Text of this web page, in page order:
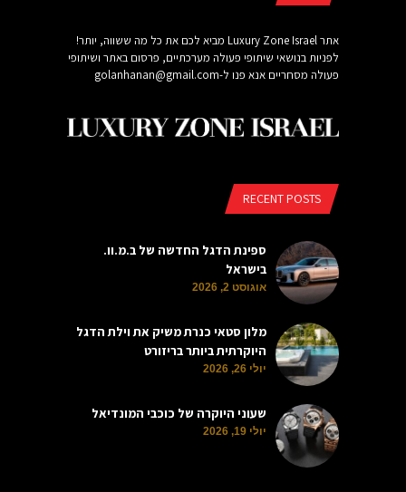
אתר Luxury Zone Israel מביא לכם את כל מה ששווה, יותר!
לפניות בנושאי שיתופי פעולה מערכתיים, פרסום באתר ושיתופי
פעולה מסחריים אנא פנו ל-golanhanan@gmail.com
RECENT POSTS
ספינת הדגל החדשה של ב.מ.וו.
בישראל
אוגוסט 2, 2026
מלון סטאי כנרת משיק את וילת הדגל
היוקרתית ביותר בריזורט
יולי 26, 2026
שעוני היוקרה של כוכבי המונדיאל
יולי 19, 2026